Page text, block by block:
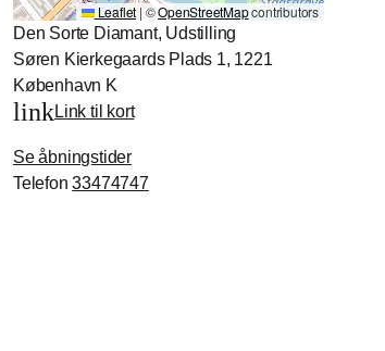
Leaflet | ©OpenStreetMapcontributors
Den Sorte Diamant, Udstilling
Søren Kierkegaards Plads 1, 1221
København K
linkLink til kort
Se åbningstider
Telefon33474747